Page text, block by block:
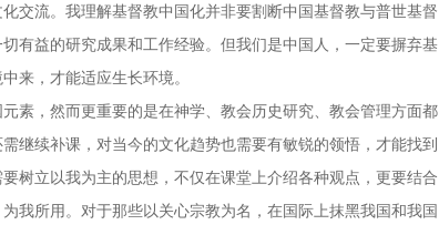
交流。我理解基督教中国化并非要割断中国基督教与普世基督
有益的研究成果和工作经验。但我们是中国人，一定要摒弃基
来，才能适应生长环境。
素，然而更重要的是在神学、教会历史研究、教会管理方面都
继续补课，对当今的文化趋势也需要有敏锐的领悟，才能找到
树立以我为主的思想，不仅在课堂上介绍各种观点，更要结合
我所用。对于那些以关心宗教为名，在国际上抹黑我国和我国